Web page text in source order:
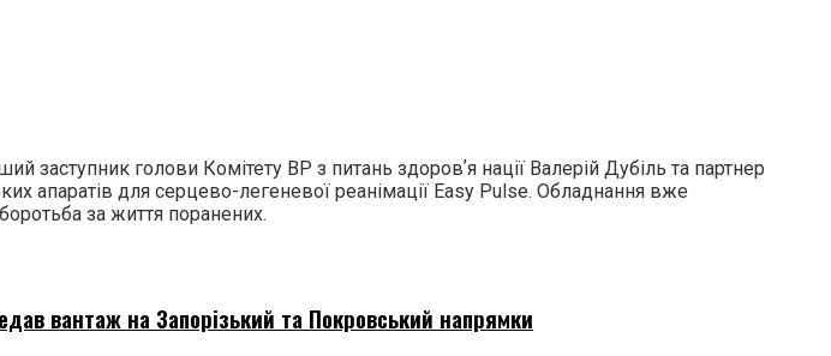
заступник голови Комітету ВР з питань здоровʼя нації Валерій Дубіль та партнер
апаратів для серцево-легеневої реанімації Easy Pulse. Обладнання вже
за життя поранених.
вантаж на Запорізький та Покровський напрямки